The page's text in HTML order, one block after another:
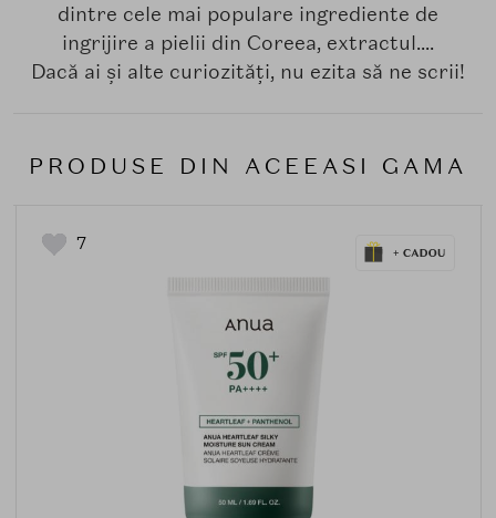
dintre cele mai populare ingrediente de
ingrijire a pielii din Coreea, extractul....
Dacă ai și alte curiozități, nu ezita să ne scrii!
PRODUSE DIN ACEEASI GAMA
7